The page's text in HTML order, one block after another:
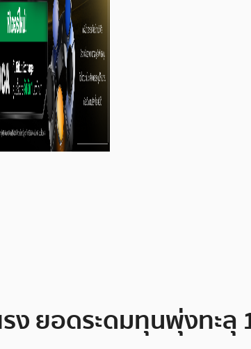
ง ยอดระดมทุนพุ่งทะลุ